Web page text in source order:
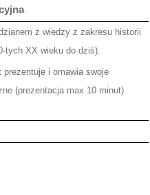
z wiedzy z zakresu historii
tych XX wieku do dziś).
i omawia swoje
(prezentacja max 10 minut).